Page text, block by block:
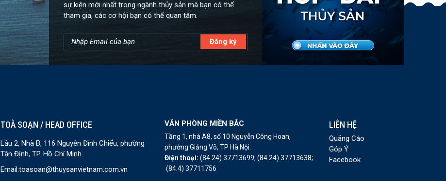
sự kiện mới nhất trong ngành thủy sản mà bạn có thể
tham gia, các cơ hội bạn có thể quan tâm.
TOÀ SOẠN / HEAD OFFICE
Lầu 2, Nhà B, 116 Nguyễn Đình Chiểu, phường
Tân Định, TP. Hồ Chí Minh.
Email:toasoan@thuysanvietnam.com.vn
VĂN PHÒNG MIỀN BẮC
Tầng 1, nhà A8, số 10 Nguyễn Công Hoan,
phường Giảng Võ, TP Hà Nội.
Điện thoại:(84.24) 37713699;(84.24) 37713638;
(84.4) 37711756
LIÊN HỆ
Quảng Cáo
Góp Ý
Facebook